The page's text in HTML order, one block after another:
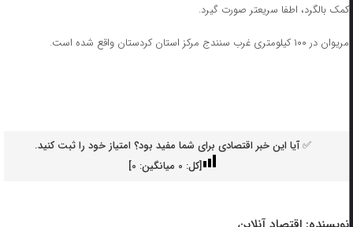
کمک بالگرد، اطفا سریعتر صورت گیرد.
مریوان در ۱۰۰ کیلومتری غرب سنندج مرکز استان کردستان واقع شده است.
✅ آیا این خبر اقتصادی برای شما مفید بود؟ امتیاز خود را ثبت کنید.
[کل: 0میانگین: 0
]